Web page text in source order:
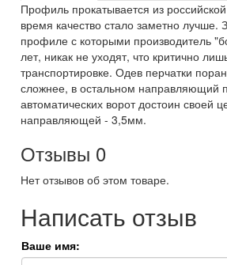
Профиль прокатывается из
время качество стало заметно лучше.
профиле с которыми производитель
лет, никак не уходят, что критично
транспортировке. Одев перчатки
сложнее, в остальном направляющий
автоматических ворот достоин своей
направляющей - 3,5мм.
Отзывы 0
Нет отзывов об этом товаре.
Написать отзыв
Ваше имя: